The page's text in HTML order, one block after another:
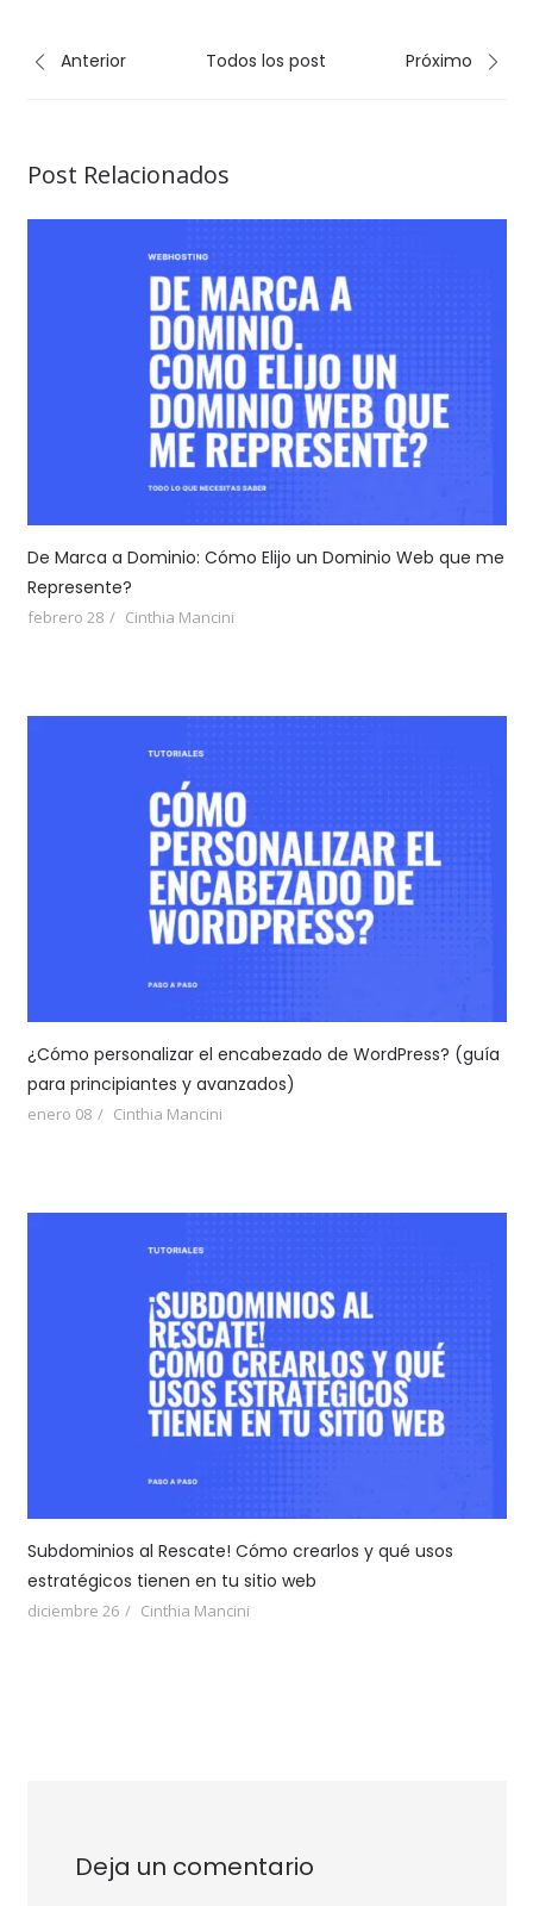
Anterior Todos los post Próximo
Post Relacionados
De Marca a Dominio: Cómo Elijo un Dominio Web que me
Represente?
febrero 28 Cinthia Mancini
¿Cómo personalizar el encabezado de WordPress? (guía
para principiantes y avanzados)
enero 08 Cinthia Mancini
Subdominios al Rescate! Cómo crearlos y qué usos
estratégicos tienen en tu sitio web
diciembre 26 Cinthia Mancini
Deja un comentario